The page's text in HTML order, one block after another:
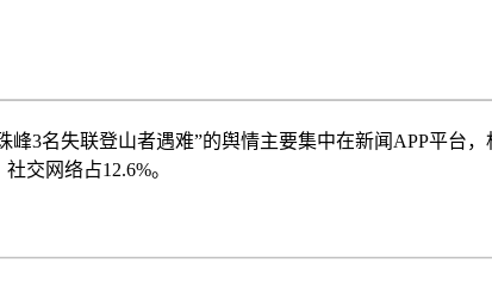
峰3名失联登山者遇难”的舆情主要集中在新闻APP平台
交网络占12.6%。